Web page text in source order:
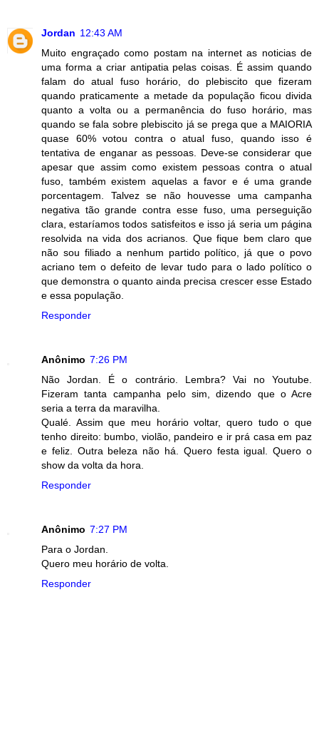
Jordan 12:43 AM
Muito engraçado como postam na internet as noticias de
uma forma a criar antipatia pelas coisas. É assim quando
falam do atual fuso horário, do plebiscito que fizeram
quando praticamente a metade da população ficou divida
quanto a volta ou a permanência do fuso horário, mas
quando se fala sobre plebiscito já se prega que a MAIORIA
quase 60% votou contra o atual fuso, quando isso é
tentativa de enganar as pessoas. Deve-se considerar que
apesar que assim como existem pessoas contra o atual
fuso, também existem aquelas a favor e é uma grande
porcentagem. Talvez se não houvesse uma campanha
negativa tão grande contra esse fuso, uma perseguição
clara, estaríamos todos satisfeitos e isso já seria um página
resolvida na vida dos acrianos. Que fique bem claro que
não sou filiado a nenhum partido político, já que o povo
acriano tem o defeito de levar tudo para o lado político o
que demonstra o quanto ainda precisa crescer esse Estado
e essa população.
Responder
Anônimo 7:26 PM
Não Jordan. É o contrário. Lembra? Vai no Youtube.
Fizeram tanta campanha pelo sim, dizendo que o Acre
seria a terra da maravilha.
Qualé. Assim que meu horário voltar, quero tudo o que
tenho direito: bumbo, violão, pandeiro e ir prá casa em paz
e feliz. Outra beleza não há. Quero festa igual. Quero o
show da volta da hora.
Responder
Anônimo 7:27 PM
Para o Jordan.
Quero meu horário de volta.
Responder